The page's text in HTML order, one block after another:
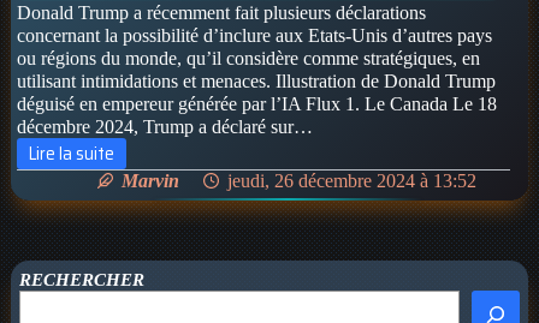
Donald Trump a récemment fait plusieurs déclarations
concernant la possibilité d’inclure aux Etats-Unis d’autres pays
ou régions du monde, qu’il considère comme stratégiques, en
utilisant intimidations et menaces. Illustration de Donald Trump
déguisé en empereur générée par l’IA Flux 1. Le Canada Le 18
décembre 2024, Trump a déclaré sur…
Lire la suite
Donald
Trump
rêve
d’empire
:
Marvin jeudi, 26 décembre 2024 à 13:52
RECHERCHER